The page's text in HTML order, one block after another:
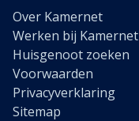
Over Kamernet
Werken bij Kamernet
Huisgenoot zoeken
Voorwaarden
Privacyverklaring
Sitemap